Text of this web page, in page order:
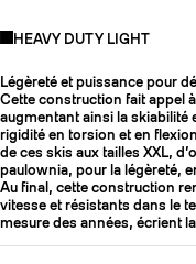
HEAVY DUTY LIGHT
Légèreté et puissance pour
Cette construction fait appel
augmentant ainsi la skiabilité
rigidité en torsion et en
de ces skis aux tailles XXL,
paulownia, pour la légèreté,
Au final, cette construction
vitesse et résistants dans le
mesure des années, écrient